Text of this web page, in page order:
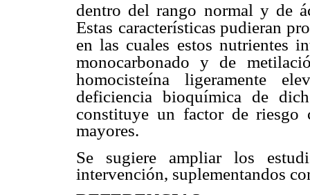
dentro del rango normal y de
Estas características pudieran
en las cuales estos nutrientes
monocarbonado y de
homocisteína ligeramente
deficiencia bioquímica
de
constituye un factor de riesgo
mayores.
Se sugiere ampliar los
intervención, suplementandos